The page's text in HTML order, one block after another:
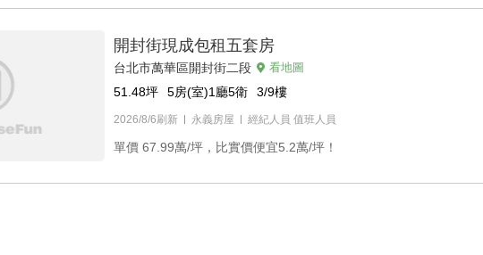
開封街現成包租五套房
台北市萬華區開封街二段 看地圖
51.48坪 5房(室)1廳5衛 3/9樓
2026/8/6刷新 永義房屋 經紀人員 值班人員
單價 67.99萬/坪，比實價便宜5.2萬/坪！